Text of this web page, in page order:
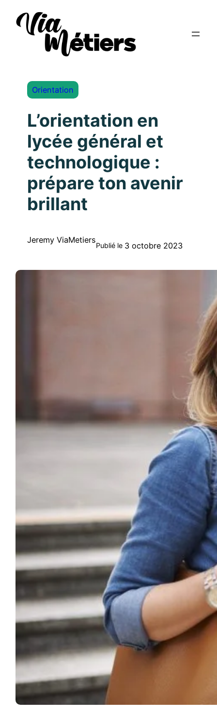
Orientation
L’orientation en
lycée général et
technologique :
prépare ton avenir
brillant
Jeremy ViaMetiers
Publié le 3 octobre 2023